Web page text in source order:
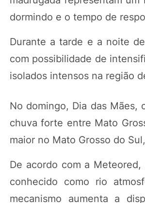
dormindo e o tempo de
Durante a tarde e a noite
com possibilidade de
isolados intensos na região
No domingo, Dia das Mães,
chuva forte entre Mato
maior no Mato Grosso do
De acordo com a
conhecido como rio
mecanismo aumenta a